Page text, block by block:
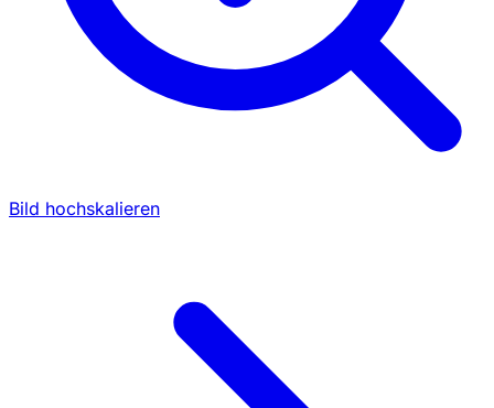
Bild hochskalieren